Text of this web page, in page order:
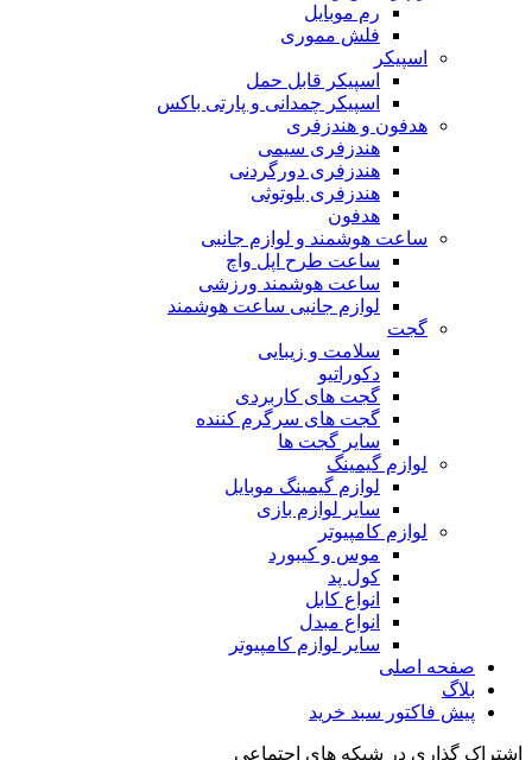
رم موبایل
فلش مموری
اسپیکر
اسپیکر قابل حمل
اسپیکر چمدانی و پارتی باکس
هدفون و هندزفری
هندزفری سیمی
هندزفری دورگردنی
هندزفری بلوتوثی
هدفون
ساعت هوشمند و لوازم جانبی
ساعت طرح اپل واچ
ساعت هوشمند ورزشی
لوازم جانبی ساعت هوشمند
گجت
سلامت و زیبایی
دکوراتیو
گجت های کاربردی
گجت های سرگرم کننده
سایر گجت ها
لوازم گیمینگ
لوازم گیمینگ موبایل
سایر لوازم بازی
لوازم کامپیوتر
موس و کیبورد
کول پد
انواع کابل
انواع مبدل
سایر لوازم کامپیوتر
صفحه اصلی
بلاگ
پیش فاکتور سبد خرید
اشتراک گذاری در شبکه های اجتماعی